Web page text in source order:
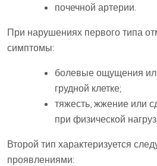
почечной артерии.
При нарушениях первого типа
симптомы:
болевые ощущения
грудной клетке;
тяжесть, жжение или
при физической
Второй тип характеризуется
проявлениями: